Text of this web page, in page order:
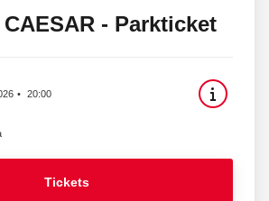
- Parkticket
20:00
Tickets